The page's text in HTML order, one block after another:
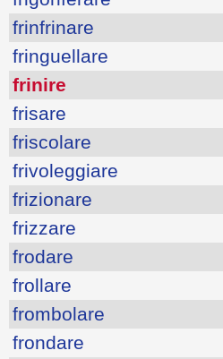
frinfrinare
fringuellare
frinire
frisare
friscolare
frivoleggiare
frizionare
frizzare
frodare
frollare
frombolare
frondare